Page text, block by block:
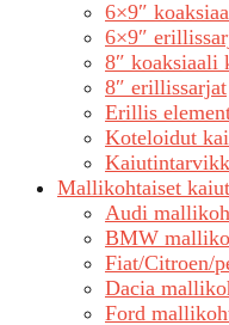
6×9″
6×9″
8″ koaksiaali
8″ erillissarjat
Erillis
Koteloidut
Mallikohtaiset
Audi
BMW
Fiat/Citroen/
Dacia
Ford